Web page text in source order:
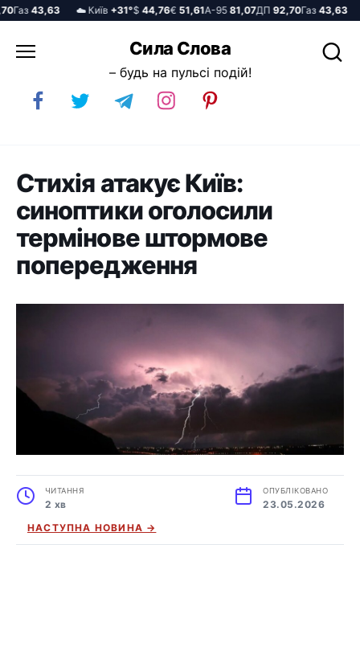
43,63 ☁️ Київ+31°$44,76€51,61А-9581,07ДП92,70Газ43,63 ☁️
до
Сила Слова
– будь на пульсі подій!
Стихія атакує Київ:
синоптики оголосили
термінове штормове
попередження
ЧИТАННЯ
2 хв
ОПУБЛІКОВАНО
23.05.2026
НАСТУПНА НОВИНА →